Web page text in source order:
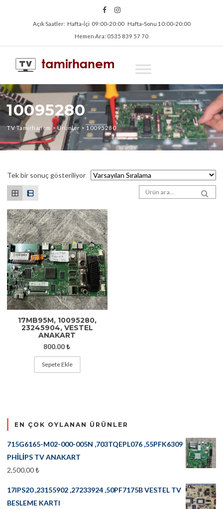
Açık Saatler: Hafta‑İçi 09:00‑20:00 Hafta‑Sonu 10:00‑20:00
Hemen Ara: 0535 839 57 70
10095280
TV Tamirhanem >Ürünler > 10095280
Tek bir sonuç gösteriliyor
Arama sonuçları:
17MB95M, 10095280,
23245904, VESTEL
ANAKART
800.00₺
Sepete Ekle
EN ÇOK OYLANAN ÜRÜNLER
715G6165-M02-000-005N ,703TQEPL076 ,55PFK6309
PHİLİPS TV ANAKART
2,500.00₺
17IPS20 ,23155902 ,27233924 ,50PF7175B VESTEL TV
BESLEME KARTI